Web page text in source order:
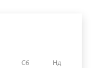
Сб Нд